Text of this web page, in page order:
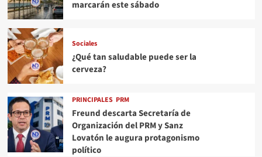
marcarán este sábado
Sociales
¿Qué tan saludable puede ser la
cerveza?
PRINCIPALES PRM
Freund descarta Secretaría de
Organización del PRM y Sanz
Lovatón le augura protagonismo
político